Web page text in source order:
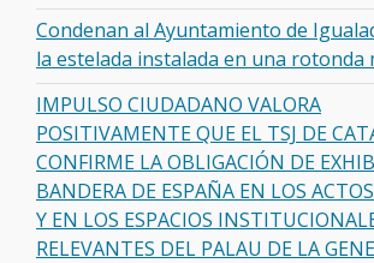
Condenan al Ayuntamiento de
la estelada instalada en una rotonda
IMPULSO CIUDADANO VALORA
POSITIVAMENTE QUE EL TSJ DE
CONFIRME LA OBLIGACIÓN DE
BANDERA DE ESPAÑA EN LOS
Y EN LOS ESPACIOS
RELEVANTES DEL PALAU DE LA